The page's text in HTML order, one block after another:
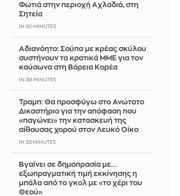
Φωτιά στην περιοχή Αχλαδιά, στη
Σητεία
IN 50 MINUTES
Αδιανόητο: Σούπα με κρέας σκύλου
συστήνουν τα κρατικά ΜΜΕ για τον
καύσωνα στη Βόρεια Κορέα
IN 39 MINUTES
Τραμπ: Θα προσφύγω στο Ανώτατο
Δικαστήριο για την απόφαση που
«παγώνει» την κατασκευή της
αίθουσας χορού στον Λευκό Οίκο
IN 33 MINUTES
Βγαίνει σε δημοπρασία με...
εξωπραγματική τιμή εκκίνησης η
μπάλα από το γκολ με «το χέρι του
Θεού»